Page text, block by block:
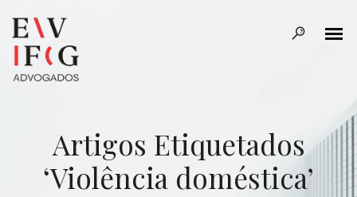
Artigos Etiquetados
‘Violência doméstica’